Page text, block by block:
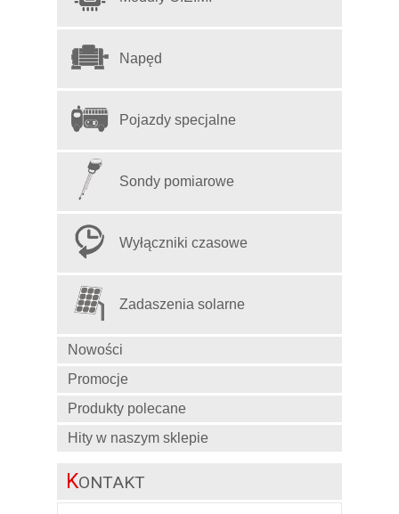
Napęd
Pojazdy specjalne
Sondy pomiarowe
Wyłączniki czasowe
Zadaszenia solarne
Nowości
Promocje
Produkty polecane
Hity w naszym sklepie
KONTAKT